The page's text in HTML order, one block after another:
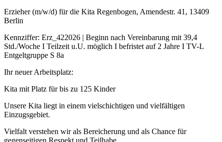
Erzieher (m/w/d) für die Kita Regenbogen, Amendestr. 41, 13409
Berlin
Kennziffer: Erz_422026 | Beginn nach Vereinbarung mit 39,4
Std./Woche I Teilzeit u.U. möglich I befristet auf 2 Jahre I TV-L
Entgeltgruppe S 8a
Ihr neuer Arbeitsplatz:
Kita mit Platz für bis zu 125 Kinder
Unsere Kita liegt in einem vielschichtigen und vielfältigen
Einzugsgebiet.
Vielfalt verstehen wir als Bereicherung und als Chance für